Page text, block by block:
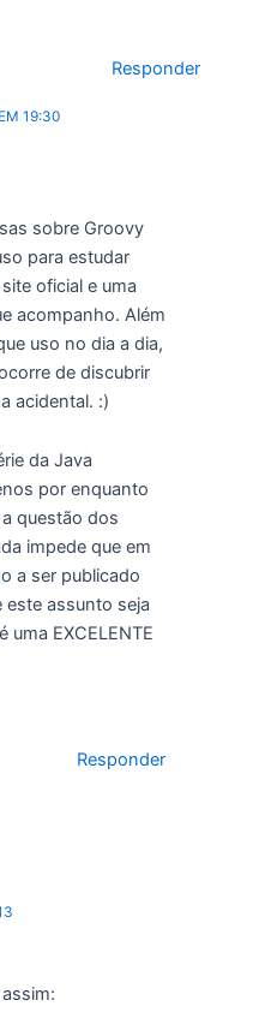
Responder
19:30
sobre Groovy
para estudar
oficial e uma
acompanho. Além
uso no dia a dia,
de discubrir
acidental. :)
da Java
por enquanto
questão dos
impede que em
a ser publicado
este assunto seja
uma EXCELENTE
Responder